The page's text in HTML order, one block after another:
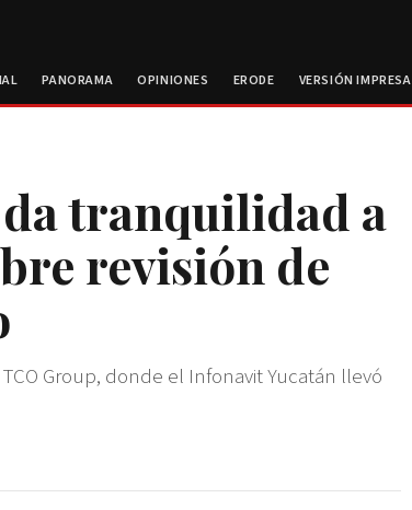
PANORAMA OPINIONES ERODE VERSIÓN IMPRESA
tranquilidad a
revisión de
Group, donde el Infonavit Yucatán llevó